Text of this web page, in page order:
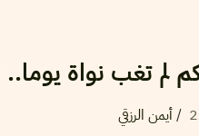
لم تغب نواة يوما..
/أيمن الرزقي